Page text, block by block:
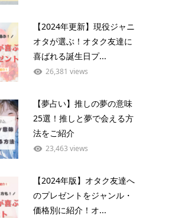
【2024年更新】現役ジャニ
オタが選ぶ！オタク友達に
喜ばれる誕生日プ...
26,381 views
【夢占い】推しの夢の意味
25選！推しと夢で会える方
法をご紹介
23,463 views
【2024年版】オタク友達へ
のプレゼントをジャンル・
価格別に紹介！オ...